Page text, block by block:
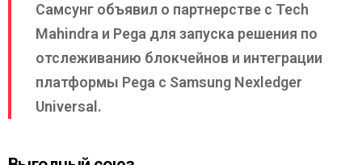
Самсунг объявил о партнерстве с Tech
Mahindra и Pega для запуска решения по
отслеживанию блокчейнов и интеграции
платформы Pega с Samsung Nexledger
Universal.